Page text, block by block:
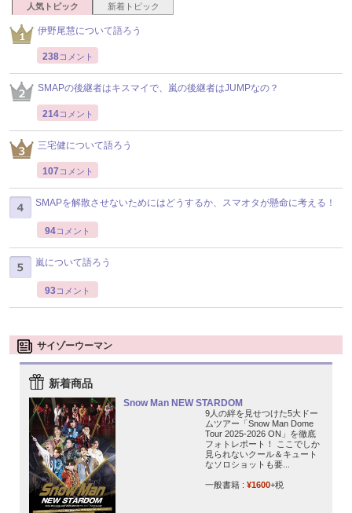
人気トピック 新着トピック
伊野尾慧について語ろう
238コメント
SMAPの後継者はキスマイで、嵐の後継者はJUMPなの？
214コメント
三宅健について語ろう
107 コメント
SMAPを解散させないためにはどうするか、スマオタが懸命に考える！
94コメント
嵐について語ろう
93コメント
サイゾーウーマン
新着商品
Snow Man NEW STARDOM
9人の絆を見せつけた5大ドー
ムツアー「Snow Man Dome
Tour 2025-2026 ON」を徹底
フォトレポート！ ここでしか
見られないクール＆キュート
なソロショットも要...
一般書籍 : ¥1600+税